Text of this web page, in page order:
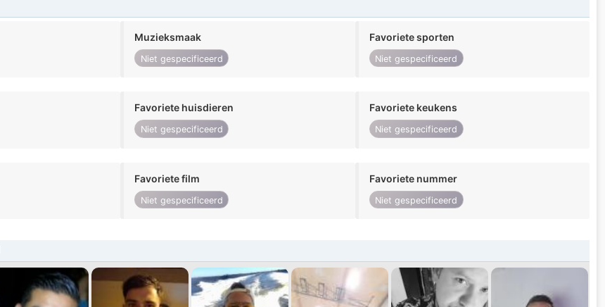
Muzieksmaak
Niet gespecificeerd
Favoriete sporten
Niet gespecificeerd
Favoriete huisdieren
Niet gespecificeerd
Favoriete keukens
Niet gespecificeerd
Favoriete film
Niet gespecificeerd
Favoriete nummer
Niet gespecificeerd